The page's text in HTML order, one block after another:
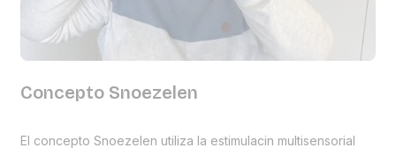
Concepto Snoezelen
El concepto Snoezelen utiliza la estimulacin multisensorial